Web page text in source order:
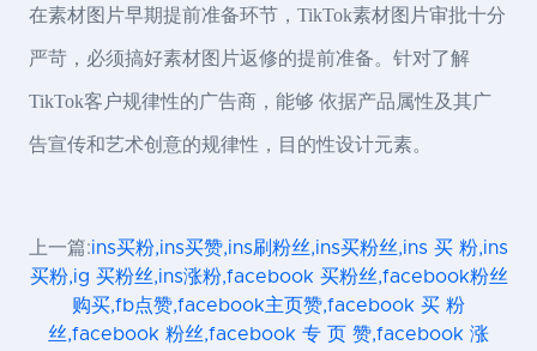
在素材图片早期提前准备环节，TikTok素材图片审批十分
严苛，必须搞好素材图片返修的提前准备。针对了解
TikTok客户规律性的广告商，能够 依据产品属性及其广
告宣传和艺术创意的规律性，目的性设计元素。
上一篇:ins买粉,ins买赞,ins刷粉丝,ins买粉丝,ins 买 粉,ins
买粉,ig 买粉丝,ins涨粉,facebook 买粉丝,facebook粉丝
购买,fb点赞,facebook主页赞,facebook 买 粉
丝,facebook 粉丝,facebook 专 页 赞,facebook 涨